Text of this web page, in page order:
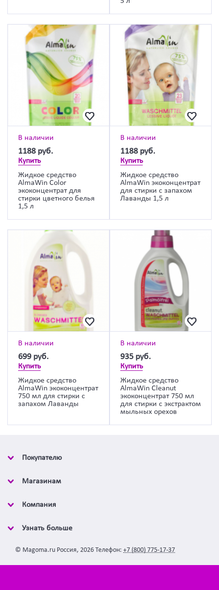
В наличии
1188 руб.
Купить
Жидкое средство
AlmaWin Color
экоконцентрат для
стирки цветного белья
1,5 л
В наличии
1188 руб.
Купить
Жидкое средство
AlmaWin экоконцентрат
для стирки с запахом
Лаванды 1,5 л
В наличии
699 руб.
Купить
Жидкое средство
AlmaWin экоконцентрат
750 мл для стирки с
запахом Лаванды
В наличии
935 руб.
Купить
Жидкое средство
AlmaWin Cleanut
экоконцентрат 750 мл
для стирки с экстрактом
мыльных орехов
Покупателю
Магазинам
Компания
Узнать больше
© Magoma.ru Россия, 2026 Телефон: +7 (800) 775-17-37